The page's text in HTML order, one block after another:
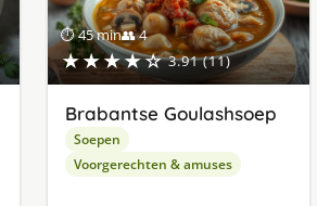
⏱ 45 min👥 4
★★★★☆ 3.91 (11)
Brabantse Goulashsoep
Soepen
Voorgerechten & amuses